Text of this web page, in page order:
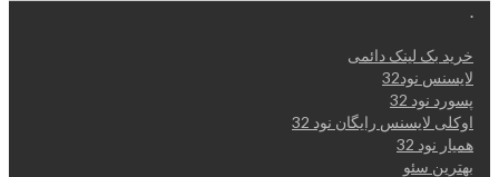
.
خرید بک لینک دائمی
لایسنس نود32
پسورد نود 32
اوکلی لایسنس رایگان نود 32
همیار نود 32
بهترین سئو